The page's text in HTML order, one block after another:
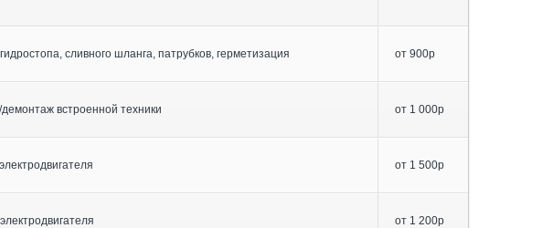
сливного шланга, патрубков, герметизация от 900р
встроенной техники от 1 000р
от 1 500р
от 1 200р